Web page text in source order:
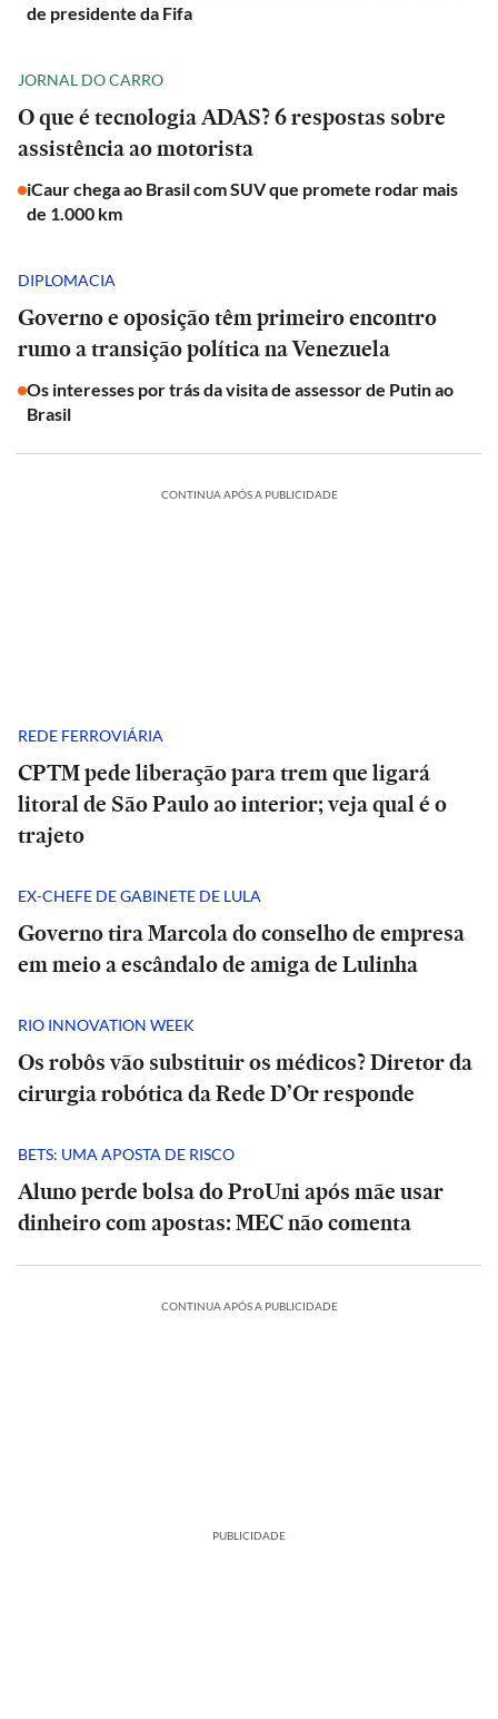
de presidente da Fifa
JORNAL DO CARRO
O que é tecnologia ADAS? 6 respostas sobre
assistência ao motorista
iCaur chega ao Brasil com SUV que promete rodar mais
de 1.000 km
DIPLOMACIA
Governo e oposição têm primeiro encontro
rumo a transição política na Venezuela
Os interesses por trás da visita de assessor de Putin ao
Brasil
CONTINUA APÓS A PUBLICIDADE
REDE FERROVIÁRIA
CPTM pede liberação para trem que ligará
litoral de São Paulo ao interior; veja qual é o
trajeto
EX-CHEFE DE GABINETE DE LULA
Governo tira Marcola do conselho de empresa
em meio a escândalo de amiga de Lulinha
RIO INNOVATION WEEK
Os robôs vão substituir os médicos? Diretor da
cirurgia robótica da Rede D’Or responde
BETS: UMA APOSTA DE RISCO
Aluno perde bolsa do ProUni após mãe usar
dinheiro com apostas: MEC não comenta
CONTINUA APÓS A PUBLICIDADE
PUBLICIDADE